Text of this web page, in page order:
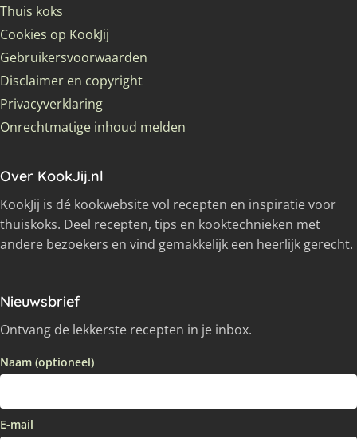
Thuis koks
Cookies op KookJij
Gebruikersvoorwaarden
Disclaimer en copyright
Privacyverklaring
Onrechtmatige inhoud melden
Over KookJij.nl
KookJij is dé kookwebsite vol recepten en inspiratie voor
thuiskoks. Deel recepten, tips en kooktechnieken met
andere bezoekers en vind gemakkelijk een heerlijk gerecht.
Nieuwsbrief
Ontvang de lekkerste recepten in je inbox.
Naam (optioneel)
E-mail